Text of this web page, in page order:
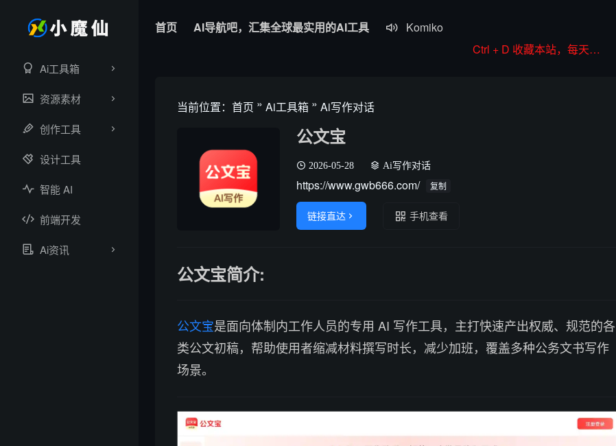
Ai工具箱
资源素材
创作工具
设计工具
智能 AI
前端开发
Ai资讯
首页 AI导航吧，汇集全球最实用的AI工具 
Komiko
Ctrl + D 收藏本站，每天更新好站！
当前位置： 首页 » Ai工具箱 » Ai写作对话
公文宝
2026-05-28 Ai写作对话
https://www.gwb666.com/ 复制
链接直达  手机查看
公文宝简介:
公文宝是面向体制内工作人员的专用 AI 写作工具，主打快速产出权威、规范的各
类公文初稿，帮助使用者缩减材料撰写时长，减少加班，覆盖多种公务文书写作
场景。